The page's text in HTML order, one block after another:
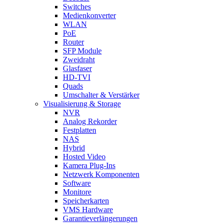
Switches
Medienkonverter
WLAN
PoE
Router
SFP Module
Zweidraht
Glasfaser
HD-TVI
Quads
Umschalter & Verstärker
Visualisierung & Storage
NVR
Analog Rekorder
Festplatten
NAS
Hybrid
Hosted Video
Kamera Plug-Ins
Netzwerk Komponenten
Software
Monitore
Speicherkarten
VMS Hardware
Garantieverlängerungen